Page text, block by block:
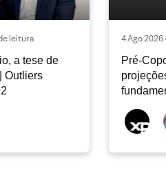
leitura
a tese de
Outliers
4 Ago 2026
Pré-